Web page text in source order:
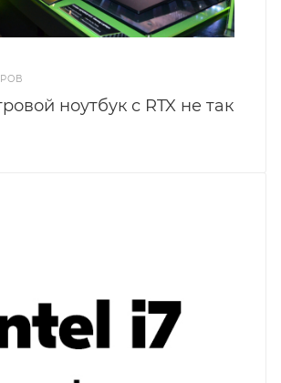
ноутбук с RTX не так